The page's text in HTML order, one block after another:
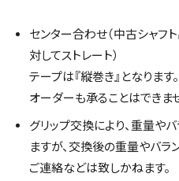
センター合わせ（中古シャフ
対してストレート）
テープは『縦巻き』となりま
オーダーも承ることはできま
グリップ交換により、重量や
ますが、交換後の重量やバラ
ご連絡などは致しかねます。